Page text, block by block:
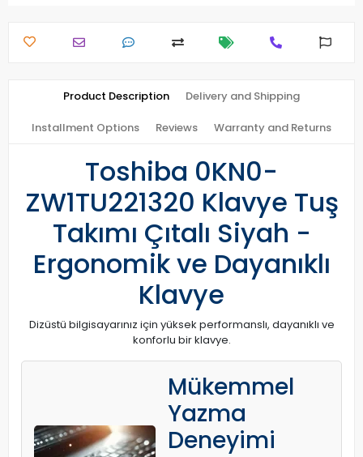
Product Description Delivery and Shipping
Installment Options Reviews Warranty and Returns
Toshiba 0KN0-
ZW1TU221320 Klavye Tuş
Takımı Çıtalı Siyah -
Ergonomik ve Dayanıklı
Klavye
Dizüstü bilgisayarınız için yüksek performanslı, dayanıklı ve
konforlu bir klavye.
Mükemmel
Yazma
Deneyimi